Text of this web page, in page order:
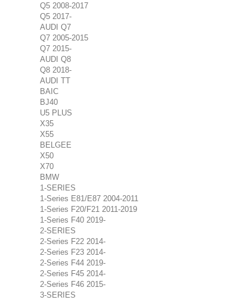
Q5 2008-2017
Q5 2017-
AUDI Q7
Q7 2005-2015
Q7 2015-
AUDI Q8
Q8 2018-
AUDI TT
BAIC
BJ40
U5 PLUS
X35
X55
BELGEE
X50
X70
BMW
1-SERIES
1-Series E81/E87 2004-2011
1-Series F20/F21 2011-2019
1-Series F40 2019-
2-SERIES
2-Series F22 2014-
2-Series F23 2014-
2-Series F44 2019-
2-Series F45 2014-
2-Series F46 2015-
3-SERIES